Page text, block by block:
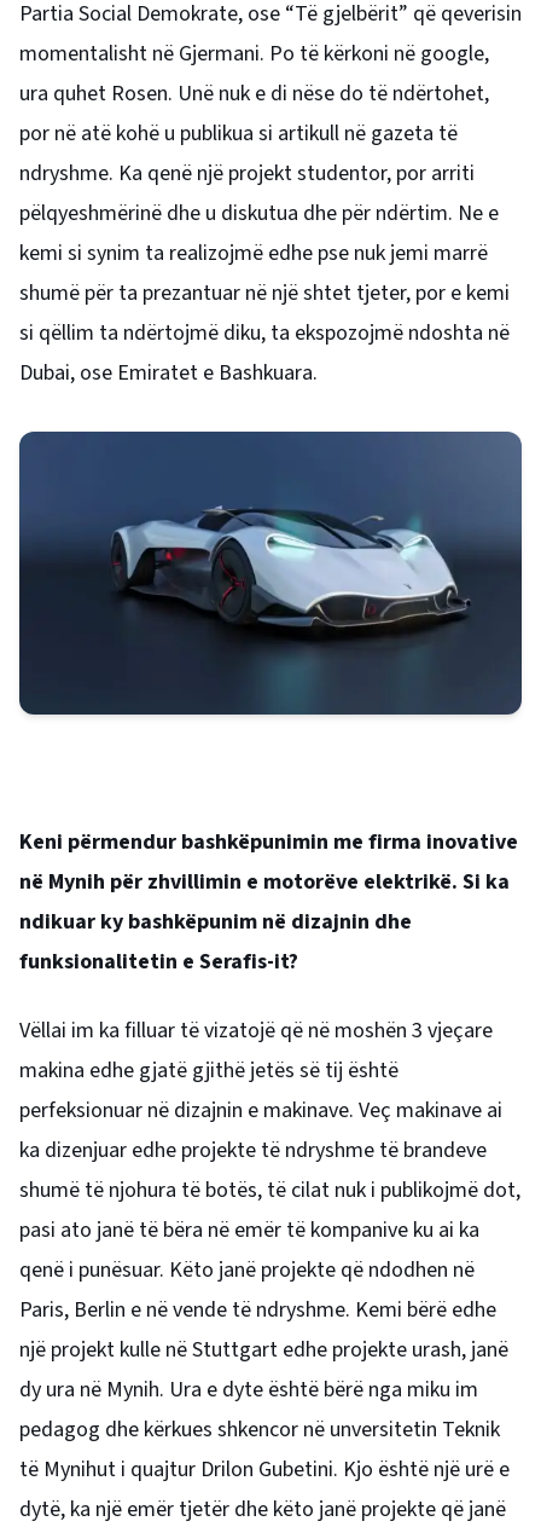
Partia Social Demokrate, ose “Të gjelbërit” që qeverisin
momentalisht në Gjermani. Po të kërkoni në google,
ura quhet Rosen. Unë nuk e di nëse do të ndërtohet,
por në atë kohë u publikua si artikull në gazeta të
ndryshme. Ka qenë një projekt studentor, por arriti
pëlqyeshmërinë dhe u diskutua dhe për ndërtim. Ne e
kemi si synim ta realizojmë edhe pse nuk jemi marrë
shumë për ta prezantuar në një shtet tjeter, por e kemi
si qëllim ta ndërtojmë diku, ta ekspozojmë ndoshta në
Dubai, ose Emiratet e Bashkuara.
Keni përmendur bashkëpunimin me firma inovative
në Mynih për zhvillimin e motorëve elektrikë. Si ka
ndikuar ky bashkëpunim në dizajnin dhe
funksionalitetin e Serafis-it?
Vëllai im ka filluar të vizatojë që në moshën 3 vjeçare
makina edhe gjatë gjithë jetës së tij është
perfeksionuar në dizajnin e makinave. Veç makinave ai
ka dizenjuar edhe projekte të ndryshme të brandeve
shumë të njohura të botës, të cilat nuk i publikojmë dot,
pasi ato janë të bëra në emër të kompanive ku ai ka
qenë i punësuar. Këto janë projekte që ndodhen në
Paris, Berlin e në vende të ndryshme. Kemi bërë edhe
një projekt kulle në Stuttgart edhe projekte urash, janë
dy ura në Mynih. Ura e dyte është bërë nga miku im
pedagog dhe kërkues shkencor në unversitetin Teknik
të Mynihut i quajtur Drilon Gubetini. Kjo është një urë e
dytë, ka një emër tjetër dhe këto janë projekte që janë